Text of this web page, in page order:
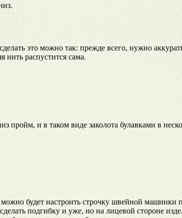
это можно так: прежде всего, нужно
распустится сама.
и в таком виде заколота булавками в
будет настроить строчку швейной машинки
подгибку и уже, но на лицевой стороне